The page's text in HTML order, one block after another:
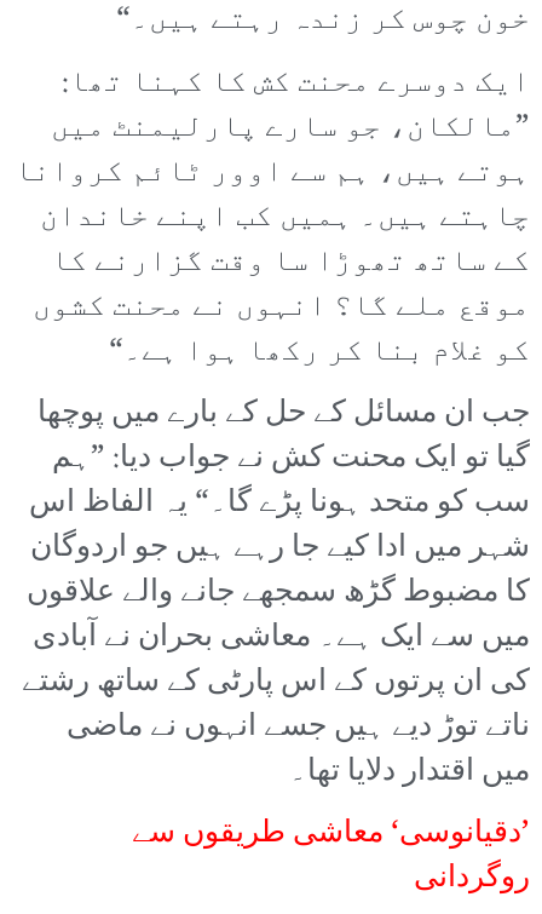
خون چوس کر زندہ رہتے ہیں۔“
ایک دوسرے محنت کش کا کہنا تھا:
”مالکان، جو سارے پارلیمنٹ میں
ہوتے ہیں، ہم سے اوور ٹائم کروانا
چاہتے ہیں۔ ہمیں کب اپنے خاندان
کے ساتھ تھوڑا سا وقت گزارنے کا
موقع ملے گا؟ انہوں نے محنت کشوں
کو غلام بنا کر رکھا ہوا ہے۔“
جب ان مسائل کے حل کے بارے میں پوچھا
گیا تو ایک محنت کش نے جواب دیا: ”ہم
سب کو متحد ہونا پڑے گا۔“ یہ الفاظ اس
شہر میں ادا کیے جا رہے ہیں جو اردوگان
کا مضبوط گڑھ سمجھے جانے والے علاقوں
میں سے ایک ہے۔ معاشی بحران نے آبادی
کی ان پرتوں کے اس پارٹی کے ساتھ رشتے
ناتے توڑ دیے ہیں جسے انہوں نے ماضی
میں اقتدار دلایا تھا۔
’دقیانوسی‘ معاشی طریقوں سے
روگردانی